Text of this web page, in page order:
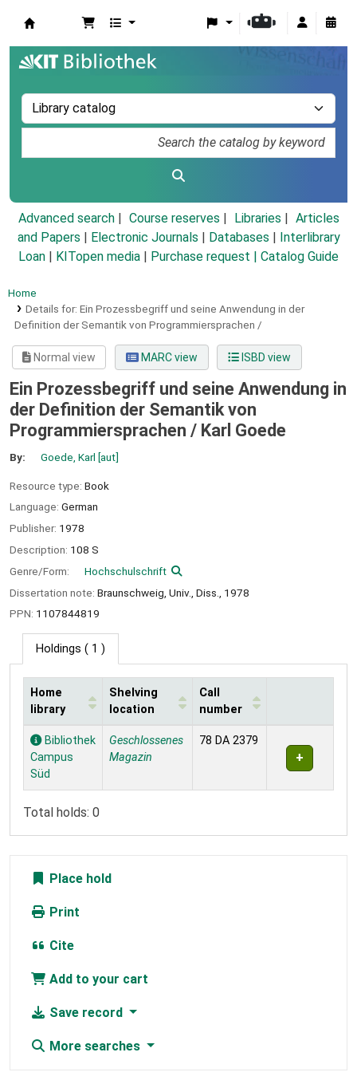
Advanced search Course reserves Libraries
Articles
and Papers
Electronic Journals Databases
Interlibrary
Loan
KITopen media Purchase request | Catalog Guide
Home
Details for: Ein Prozessbegriff und seine Anwendung in der
Definition der Semantik von Programmiersprachen /
Normal view MARC view ISBD view
Ein Prozessbegriff und seine Anwendung in
der Definition der Semantik von
Programmiersprachen / Karl Goede
By: Goede, Karl [aut]
Resource type: Book
Language: German
Publisher: 1978
Description: 108 S
Genre/Form:
Hochschulschrift
Dissertation note: Braunschweig, Univ., Diss., 1978
PPN: 1107844819
Holdings ( 1 )
Holdings
Home
library
Shelving
location
Call
number
Bibliothek
Campus
Süd
Geschlossenes
Magazin
78 DA 2379
Total holds: 0
Place hold
Print
Cite
Add to your cart
Save record
More searches